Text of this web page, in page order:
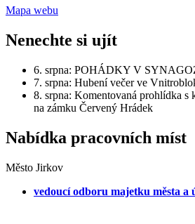
Mapa webu
Nenechte si ujít
6. srpna: POHÁDKY V
7. srpna: Hubení večer ve
8. srpna: Komentovaná prohlídka
na zámku Červený Hrádek
Nabídka pracovních míst
Město Jirkov
vedoucí odboru majetku města a